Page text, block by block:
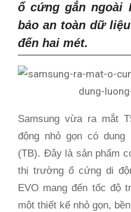
ổ cứng gắn ngoài
bảo an toàn dữ
đến hai mét.
Samsung vừa ra mắt
động nhỏ gọn có
(TB). Đây là sản phẩm
thị trường ổ cứng di
EVO mang đến tốc độ
một thiết kế nhỏ gọn,